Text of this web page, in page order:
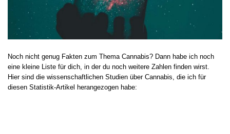
Noch nicht genug Fakten zum Thema Cannabis? Dann habe ich noch
eine kleine Liste für dich, in der du noch weitere Zahlen finden wirst.
Hier sind die wissenschaftlichen Studien über Cannabis, die ich für
diesen Statistik-Artikel herangezogen habe: